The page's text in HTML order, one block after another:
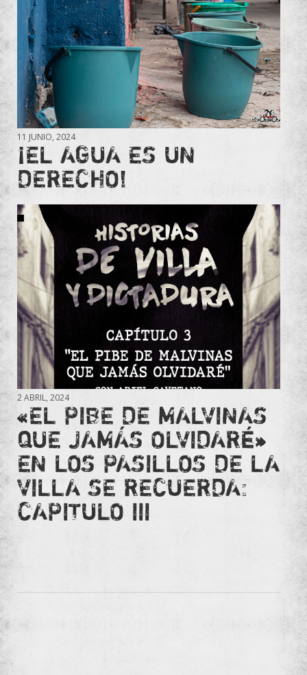
11 JUNIO, 2024
¡EL AGUA ES UN
DERECHO!
2 ABRIL, 2024
«EL PIBE DE MALVINAS
QUE JAMÁS OLVIDARÉ»
EN LOS PASILLOS DE LA
VILLA SE RECUERDA:
CAPITULO III